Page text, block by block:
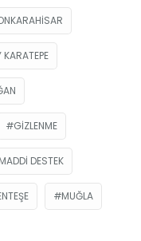
KARATEPE
GIZLENME
MADDI DESTEK
MUĞLA